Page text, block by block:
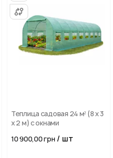
Теплица садовая 24 м² (8 х 3
х 2 м) с окнами
10 900,00 грн / шт